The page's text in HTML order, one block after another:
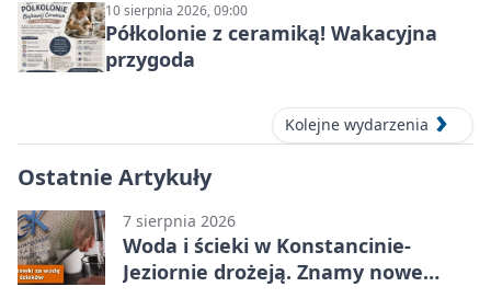
10 sierpnia 2026, 09:00
Półkolonie z ceramiką! Wakacyjna
przygoda
Kolejne wydarzenia
Ostatnie Artykuły
7 sierpnia 2026
Woda i ścieki w Konstancinie-
Jeziornie drożeją. Znamy nowe